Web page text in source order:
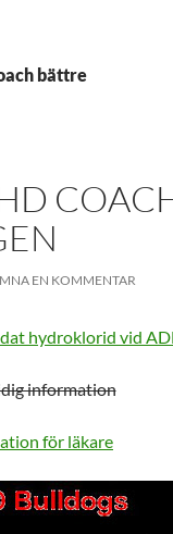
bättre
EN KOMMENTAR
hydroklorid vid
information
för läkare